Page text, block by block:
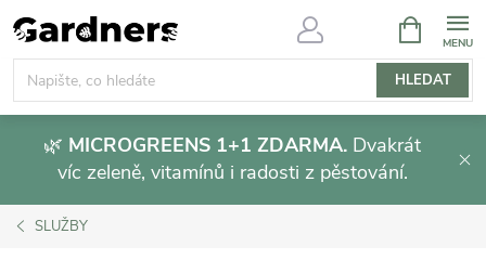
Přejít
na
obsah
HLEDAT
NÁKUPNÍ
KOŠÍK
🌿 MICROGREENS 1+1 ZDARMA. Dvakrát
víc zeleně, vitamínů i radosti z pěstování.
SLUŽBY